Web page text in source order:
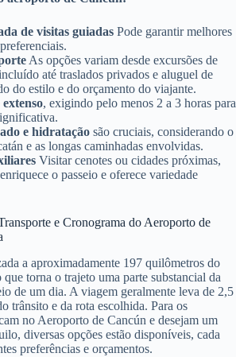
de visitas guiadas Pode garantir melhores
As opções variam desde excursões de
até traslados privados e aluguel de
do estilo e do orçamento do viajante.
, exigindo pelo menos 2 a 3 horas para
e hidratação são cruciais, considerando o
e as longas caminhadas envolvidas.
Visitar cenotes ou cidades próximas,
o passeio e oferece variedade
e Cronograma do Aeroporto de
a aproximadamente 197 quilômetros do
torna o trajeto uma parte substancial da
de um dia. A viagem geralmente leva de 2,5
trânsito e da rota escolhida. Para os
no Aeroporto de Cancún e desejam um
diversas opções estão disponíveis, cada
preferências e orçamentos.